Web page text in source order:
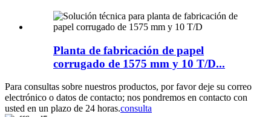
Planta de fabricación de papel
corrugado de 1575 mm y 10 T/D...
Para consultas sobre nuestros productos, por favor deje su correo
electrónico o datos de contacto; nos pondremos en contacto con
usted en un plazo de 24 horas.consulta